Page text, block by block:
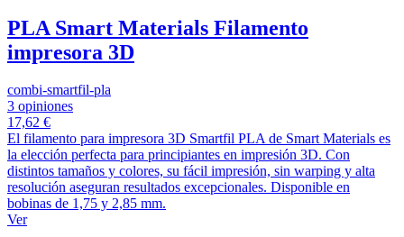
PLA Smart Materials Filamento
impresora 3D
combi-smartfil-pla
3 opiniones
17,62 €
El filamento para impresora 3D Smartfil PLA de Smart Materials es
la elección perfecta para principiantes en impresión 3D. Con
distintos tamaños y colores, su fácil impresión, sin warping y alta
resolución aseguran resultados excepcionales. Disponible en
bobinas de 1,75 y 2,85 mm.
Ver